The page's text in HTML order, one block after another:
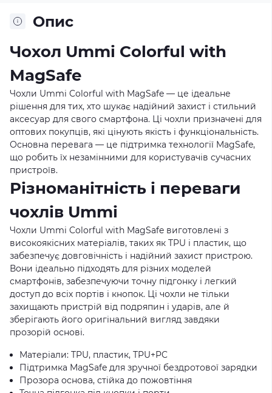
Опис
Чохол Ummi Colorful with
MagSafe
Чохли Ummi Colorful with MagSafe — це ідеальне
рішення для тих, хто шукає надійний захист і стильний
аксесуар для свого смартфона. Ці чохли призначені для
оптових покупців, які цінують якість і функціональність.
Основна перевага — це підтримка технології MagSafe,
що робить їх незамінними для користувачів сучасних
пристроїв.
Різноманітність і переваги
чохлів Ummi
Чохли Ummi Colorful with MagSafe виготовлені з
високоякісних матеріалів, таких як TPU і пластик, що
забезпечує довговічність і надійний захист пристрою.
Вони ідеально підходять для різних моделей
смартфонів, забезпечуючи точну підгонку і легкий
доступ до всіх портів і кнопок. Ці чохли не тільки
захищають пристрій від подряпин і ударів, але й
зберігають його оригінальний вигляд завдяки
прозорій основі.
Матеріали: TPU, пластик, TPU+PC
Підтримка MagSafe для зручної бездротової зарядки
Прозора основа, стійка до пожовтіння